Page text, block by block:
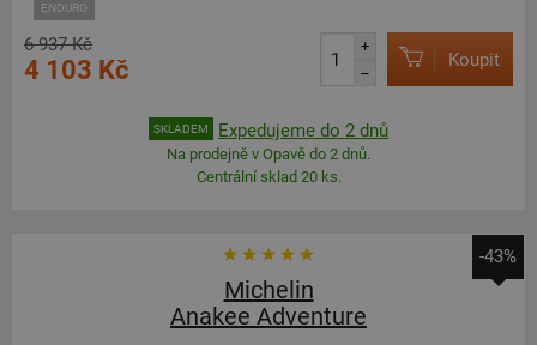
ENDURO
6 937 Kč
4 103 Kč
+
–
Koupit
SKLADEM Expedujeme do 2 dnů
Na prodejně v Opavě do 2 dnů.
Centrální sklad 20 ks.
-43%
Michelin
Anakee Adventure